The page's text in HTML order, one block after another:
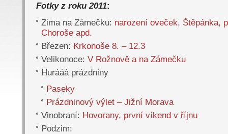
Fotky z roku 2011:
Zima na Zámečku: narození oveček, Štěpánka,
Choroše apd.
Březen: Krkonoše 8. – 12.3
Velikonoce: V Rožnově a na Zámečku
Hurááá prázdniny
Paseky
Prázdninový výlet – Jižní Morava
Vinobraní: Hovorany, první víkend v říjnu
Podzim: